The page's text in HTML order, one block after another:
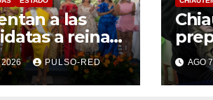
a las
a reinas
la
Ferias 2026:
Tlaxcalteca”
2026 PULSO-RED AGO